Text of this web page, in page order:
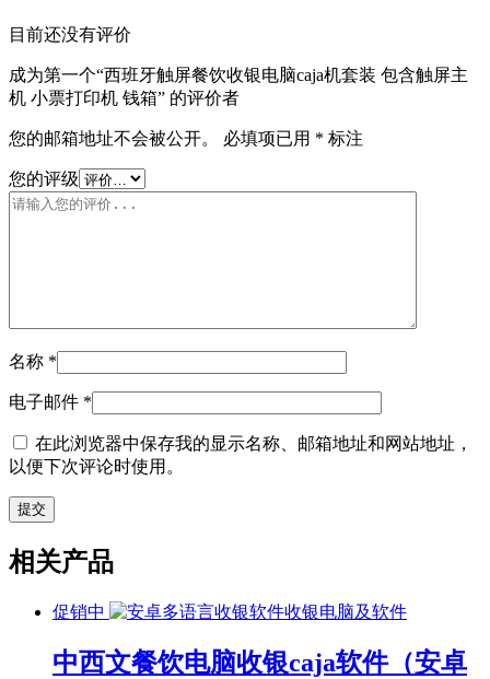
目前还没有评价
成为第一个“西班牙触屏餐饮收银电脑caja机套装 包含触屏主
机 小票打印机 钱箱” 的评价者
您的邮箱地址不会被公开。 必填项已用 * 标注
您的评级
名称 *
电子邮件 *
在此浏览器中保存我的显示名称、邮箱地址和网站地址，
以便下次评论时使用。
相关产品
促销中 收银电脑及软件
中西文餐饮电脑收银caja软件（安卓